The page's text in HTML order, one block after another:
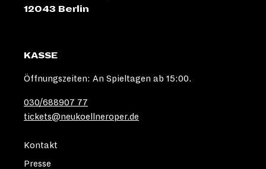
12043 Berlin
KASSE
Öffnungszeiten: An Spieltagen ab 15:00.
030/688907 77
tickets@neukoellneroper.de
Kontakt
Presse